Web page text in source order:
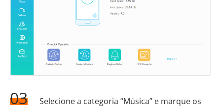
03
Selecione a categoria “Música” e marque os